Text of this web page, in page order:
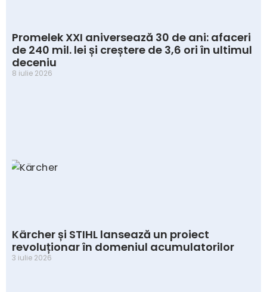
Promelek XXI aniversează 30 de ani: afaceri
de 240 mil. lei și creștere de 3,6 ori în ultimul
deceniu
8 iulie 2026
Kärcher și STIHL lansează un proiect
revoluționar în domeniul acumulatorilor
3 iulie 2026